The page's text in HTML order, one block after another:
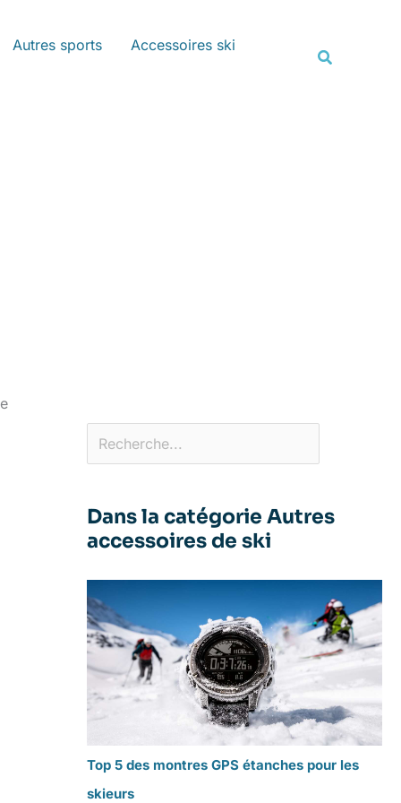
Autres sports Accessoires ski
Dans la catégorie Autres
accessoires de ski
Top 5 des montres GPS étanches pour les
skieurs